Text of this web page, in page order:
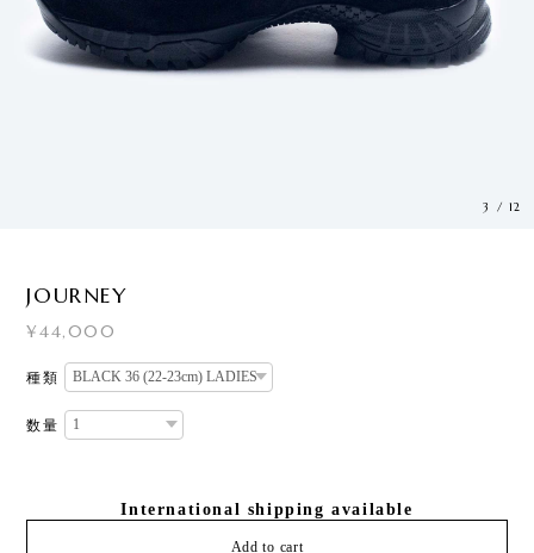
3 / 12
JOURNEY
¥44,000
種類
数量
International shipping available
Add to cart